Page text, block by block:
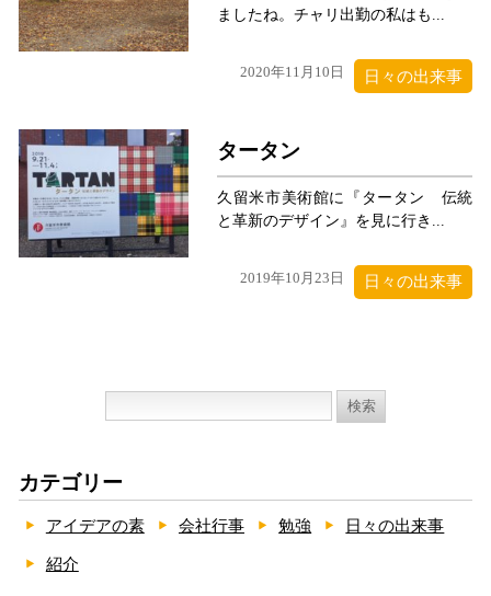
ましたね。チャリ出勤の私はも...
2020年11月10日 日々の出来事
タータン
久留米市美術館に『タータン 伝統
と革新のデザイン』を見に行き...
2019年10月23日 日々の出来事
検
カテゴリー
アイデアの素 会社行事 勉強 日々の出来事
紹介